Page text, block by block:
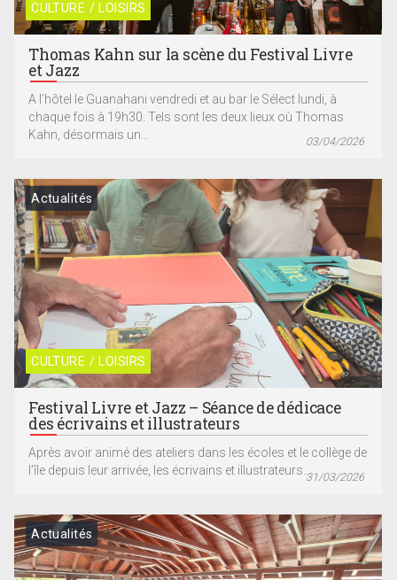
CULTURE / LOISIRS
Thomas Kahn sur la scène du Festival Livre
et Jazz
A l’hôtel le Guanahani vendredi et au bar le Sélect lundi, à
chaque fois à 19h30. Tels sont les deux lieux où Thomas
Kahn, désormais un...
03/04/2026
CULTURE / LOISIRS
Actualités
Festival Livre et Jazz – Séance de dédicace
des écrivains et illustrateurs
Après avoir animé des ateliers dans les écoles et le collège de
l’île depuis leur arrivée, les écrivains et illustrateurs...31/03/2026
Actualités